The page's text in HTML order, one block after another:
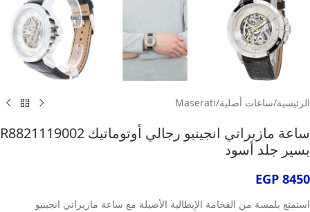
الرئيسية/ساعات أصلية/
Maserati
ساعة مازيراتي انجينيو رجالي أوتوماتيك R8821119002
بسير جلد أسود
EGP 8450
استمتع بلمسة من الفخامة الإيطالية الأصيلة مع ساعة مازيراتي انجينيو